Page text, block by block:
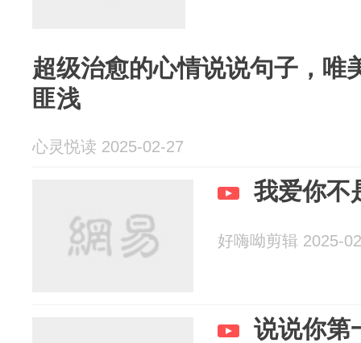
超级治愈的心情说说句子，唯
匪浅
心灵悦读 2025-02-27
我爱你不
好嗨呦剪辑 2025-
说说你第